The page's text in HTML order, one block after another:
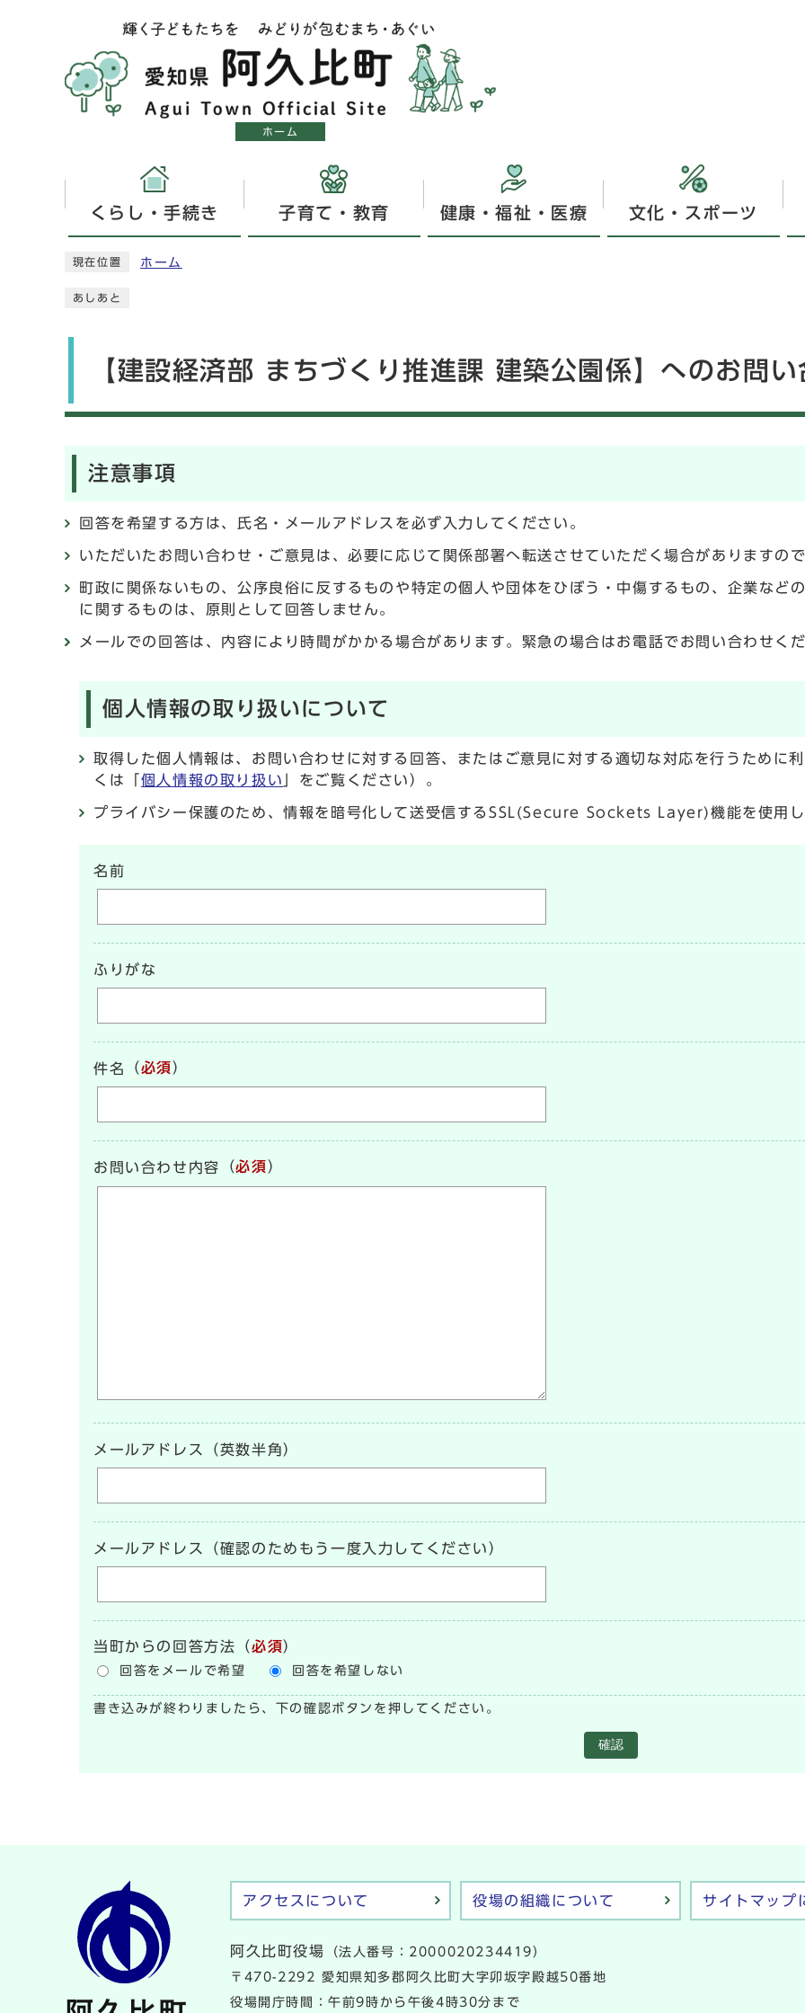
ホーム
くらし・手続き 子育て・教育 健康・福祉・医療 文化・スポーツ
現在位置 ホーム
あしあと
【建設経済部 まちづくり推進課 建築公園係】へのお問い
注意事項
回答を希望する方は、氏名・メールアドレスを必ず入力してください。
いただいたお問い合わせ・ご意見は、必要に応じて関係部署へ転送させていただく場合がありますの
町政に関係ないもの、公序良俗に反するものや特定の個人や団体をひぼう・中傷するもの、企業など
に関するものは、原則として回答しません。
メールでの回答は、内容により時間がかかる場合があります。緊急の場合はお電話でお問い合わせくだ
個人情報の取り扱いについて
取得した個人情報は、お問い合わせに対する回答、またはご意見に対する適切な対応を行うために
くは「 個人情報の取り扱い 」をご覧ください）。
プライバシー保護のため、情報を暗号化して送受信するSSL(Secure Sockets Layer)機能を使用し
名前
ふりがな
件名 （必須）
お問い合わせ内容 （必須）
メールアドレス（英数半角）
メールアドレス（確認のためもう一度入力してください）
当町からの回答方法 （必須）
回答をメールで希望 回答を希望しない
書き込みが終わりましたら、下の確認ボタンを押してください。
確認
アクセスについて 役場の組織について サイトマップ
阿久比町役場
（法人番号：2000020234419）
〒470-2292 愛知県知多郡阿久比町大字卯坂字殿越50番地
役場開庁時間：午前9時から午後4時30分まで